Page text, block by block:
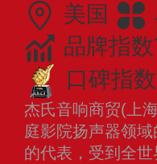
美国
品牌指
口碑指
杰氏音响商贸(上
庭影院扬声器领
的代表，受到全